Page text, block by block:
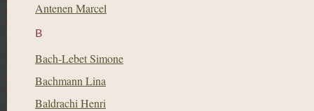
Antenen Marcel
B
Bach-Lebet Simone
Bachmann Lina
Baldrachi Henri